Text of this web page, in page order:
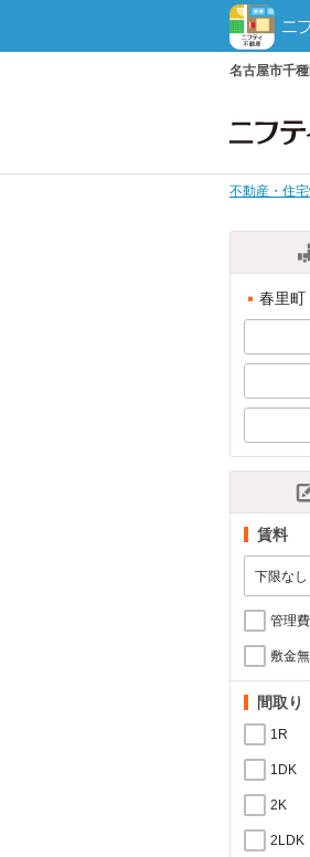
名古屋市千
不動産・住
春里町
賃料
管理
敷金
間取り
1R
1DK
2K
2LDK